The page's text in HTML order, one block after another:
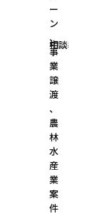
ー
ン
、
事
業
譲
渡
、
農
林
水
産
業
案
件
中
相談導線